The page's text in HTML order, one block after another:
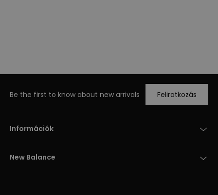
Be the first to know about new arrivals Feliratkozás
Információk
New Balance